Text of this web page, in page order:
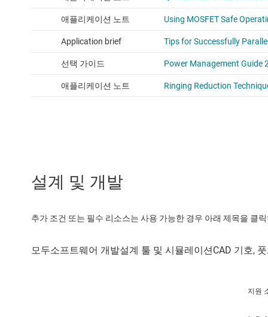
설계 및 개발
추가 조건 또는 필수 리소스는 사용 가능한 경우 아래 제목을 클
지원